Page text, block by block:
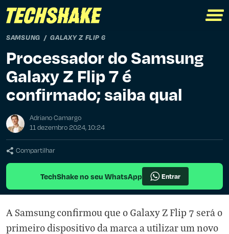
SAMSUNG GALAXY Z FLIP 6
Processador do Samsung
Galaxy Z Flip 7 é
confirmado; saiba qual
Adriano Camargo
11 dezembro 2024, 10:24
Compartilhar
TechShake no seu WhatsApp Entrar
A Samsung confirmou que o Galaxy Z Flip 7 será o
primeiro dispositivo da marca a utilizar um novo